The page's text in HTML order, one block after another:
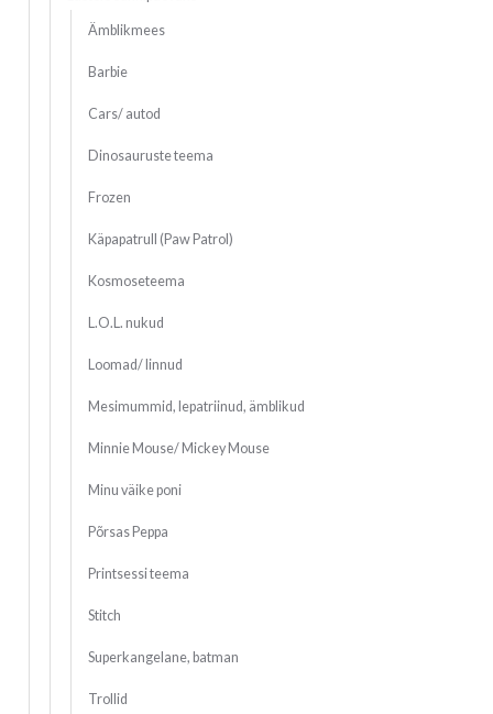
Ämblikmees
Barbie
Cars/ autod
Dinosauruste teema
Frozen
Käpapatrull (Paw Patrol)
Kosmoseteema
L.O.L. nukud
Loomad/ linnud
Mesimummid, lepatriinud, ämblikud
Minnie Mouse/ Mickey Mouse
Minu väike poni
Põrsas Peppa
Printsessi teema
Stitch
Superkangelane, batman
Trollid